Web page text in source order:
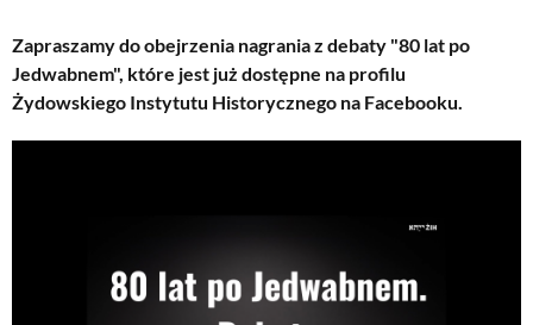
Zapraszamy do obejrzenia nagrania z debaty "80 lat po
Jedwabnem", które jest już dostępne na profilu
Żydowskiego Instytutu Historycznego na Facebooku.